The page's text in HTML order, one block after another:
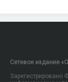
Сетевое издание
Зарегистрировано